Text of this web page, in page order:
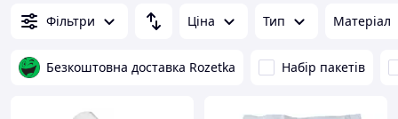
Фільтри Ціна Тип Матеріал
Безкоштовна доставка Rozetka Набір пакетів